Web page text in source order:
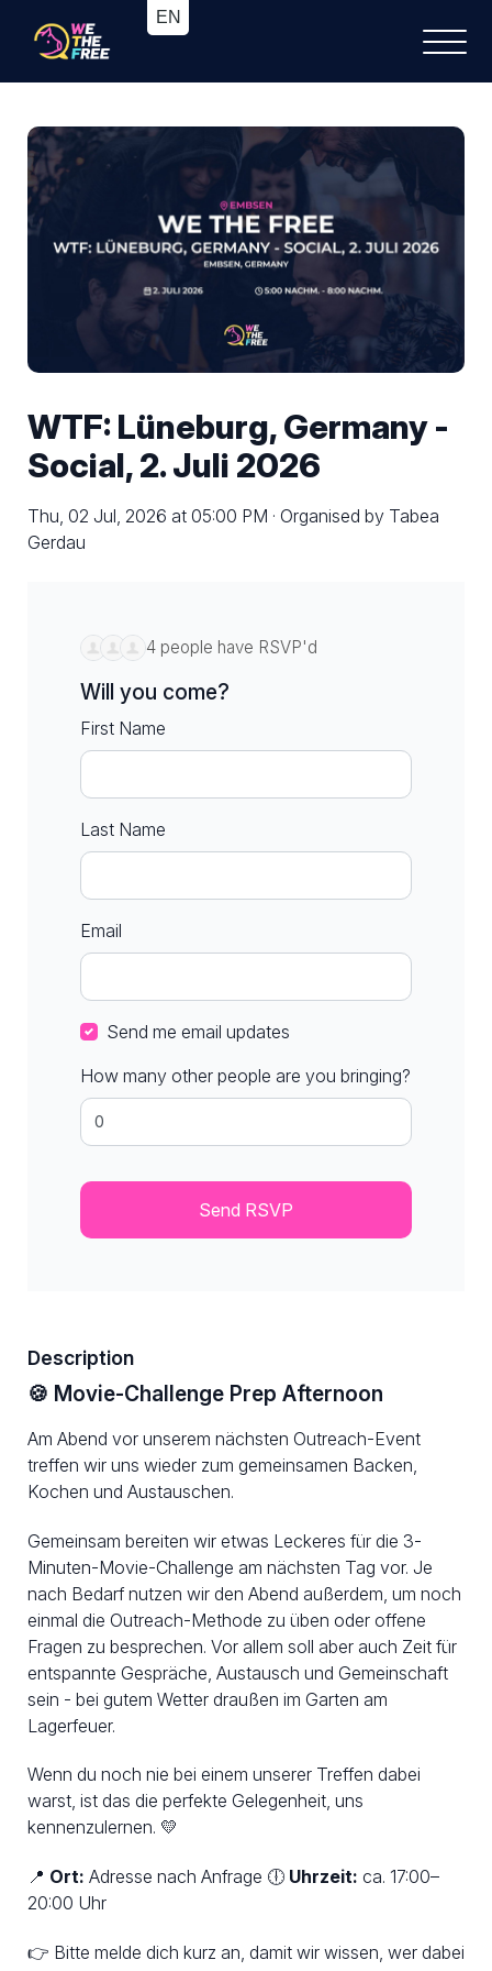
WTF: Lüneburg, Germany -
Social, 2. Juli 2026
Thu, 02 Jul, 2026 at 05:00 PM · Organised by Tabea
Gerdau
4 people have RSVP'd
Will you come?
First Name
Last Name
Email
Send me email updates
How many other people are you bringing?
Description
🍪 Movie-Challenge Prep Afternoon
Am Abend vor unserem nächsten Outreach-Event
treffen wir uns wieder zum gemeinsamen Backen,
Kochen und Austauschen.
Gemeinsam bereiten wir etwas Leckeres für die 3-
Minuten-Movie-Challenge am nächsten Tag vor. Je
nach Bedarf nutzen wir den Abend außerdem, um noch
einmal die Outreach-Methode zu üben oder offene
Fragen zu besprechen. Vor allem soll aber auch Zeit für
entspannte Gespräche, Austausch und Gemeinschaft
sein - bei gutem Wetter draußen im Garten am
Lagerfeuer.
Wenn du noch nie bei einem unserer Treffen dabei
warst, ist das die perfekte Gelegenheit, uns
kennenzulernen. 💛
📍 Ort: Adresse nach Anfrage 🕕 Uhrzeit: ca. 17:00–
20:00 Uhr
👉 Bitte melde dich kurz an, damit wir wissen, wer dabei